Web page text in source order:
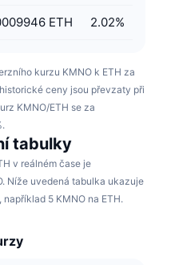
ETH 2.02%
kurzu KMNO k ETH za
ceny jsou převzaty při
KMNO/ETH se za
tabulky
v reálném čase je
Níže uvedená tabulka ukazuje
5 KMNO na ETH.